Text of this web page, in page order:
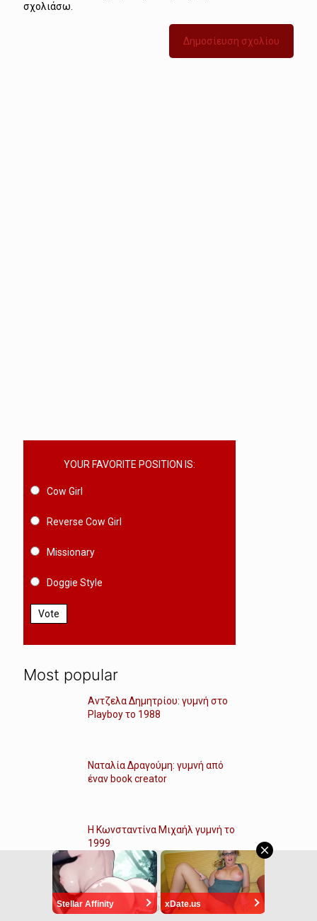
σχολιάσω.
YOUR FAVORITE POSITION IS:
Cow Girl
Reverse Cow Girl
Missionary
Doggie Style
Vote
Most popular
Αντζελα Δημητρίου: γυμνή στο
Playboy το 1988
Ναταλία Δραγούμη: γυμνή από
έναν book creator
Η Κωνσταντίνα Μιχαήλ γυμνή το
1999
Κατερίνα Στικούδη: too sweet
for me και όλους
Stellar Affinity xDate.us